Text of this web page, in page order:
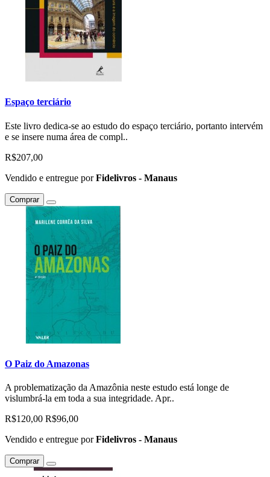
Espaço terciário
Este livro dedica-se ao estudo do espaço terciário, portanto intervém
e se insere numa área de compl..
R$207,00
Vendido e entregue porFidelivros - Manaus
Comprar
O Paiz do Amazonas
A problematização da Amazônia neste estudo está longe de
vislumbrá-la em toda a sua integridade. Apr..
R$120,00 R$96,00
Vendido e entregue porFidelivros - Manaus
Comprar